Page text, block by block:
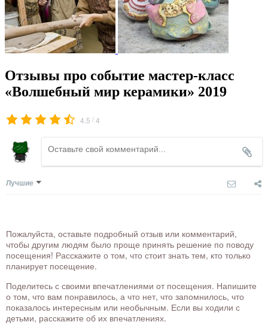
Отзывы про событие мастер-класс
«Волшебный мир керамики» 2019
4.5 /4
Лучшие
Пожалуйста, оставьте подробный отзыв или комментарий,
чтобы другим людям было проще принять решение по поводу
посещения! Расскажите о том, что стоит знать тем, кто только
планирует посещение.
Поделитесь с своими впечатлениями от посещения. Напишите
о том, что вам понравилось, а что нет, что запомнилось, что
показалось интересным или необычным. Если вы ходили с
детьми, расскажите об их впечатлениях.